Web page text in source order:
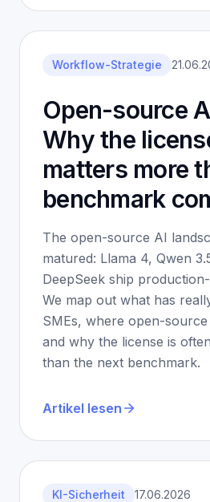
Workflow-Strategie
Open-source
Why the
matters more
benchmark
The open-source AI
matured: Llama 4, Qwen
DeepSeek ship
We map out what has
SMEs, where open-source
and why the license is
than the next benchmark.
Artikel lesen
KI-Sicherheit 17.06.2026